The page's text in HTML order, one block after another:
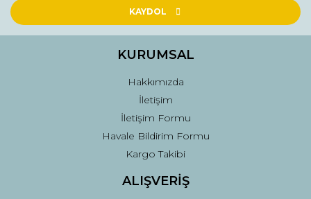
Ürün açıklamasında eksik bilgiler bulunuyor.
Ürün fiyatı diğer sitelerden daha pahalı.
Gönder
KAYDOL
KURUMSAL
Hakkımızda
İletişim
İletişim Formu
Havale Bildirim Formu
Kargo Takibi
ALIŞVERİŞ